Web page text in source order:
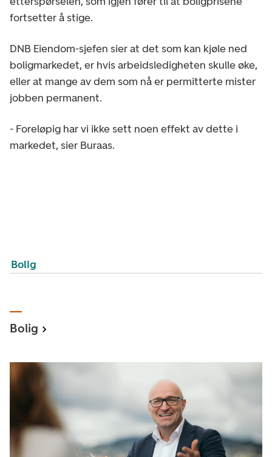
fortsetter å stige.
DNB Eiendom-sjefen sier at det som kan kjøle ned
boligmarkedet, er hvis arbeidsledigheten skulle øke,
eller at mange av dem som nå er permitterte mister
jobben permanent.
- Foreløpig har vi ikke sett noen effekt av dette i
markedet, sier Buraas.
Bolig
Bolig